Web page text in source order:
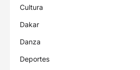
Cultura
Dakar
Danza
Deportes